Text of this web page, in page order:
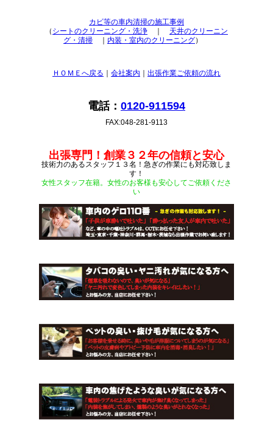
カビ等の車内清掃の施工事例
（ シートのクリーニング・洗浄
天井のクリーニン
グ・清掃
内装・室内のクリーニング）
ＨＯＭＥへ戻る 会社案内 出張作業ご依頼の流れ
電話： 0120-911594
FAX:048-281-9113
出張専門！創業３２年の信頼と安心
技術力のあるスタッフ１３名！急ぎの作業にも対応致しま
す！
女性スタッフ在籍。女性のお客様も安心してご依頼くださ
い